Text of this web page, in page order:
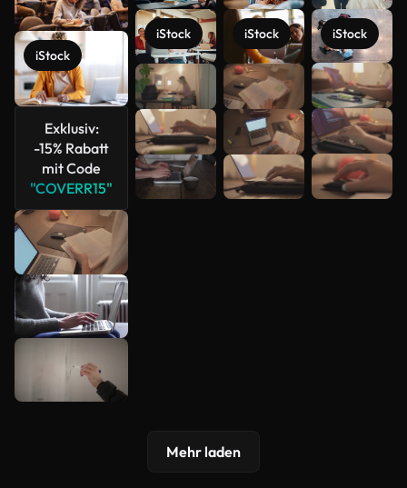
iStock
Exklusiv:
-15% Rabatt
mit Code
"COVERR15"
iStock iStock iStock
Mehr
anzeigen
Mehr laden